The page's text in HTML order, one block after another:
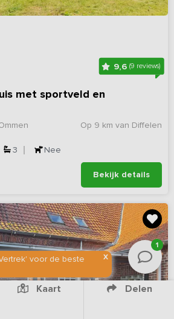
9,6(9 reviews)
met sportveld en
Op 9 km van Diffelen
3 Nee
Bekijk details
X
voor de beste
1
Kaart Delen